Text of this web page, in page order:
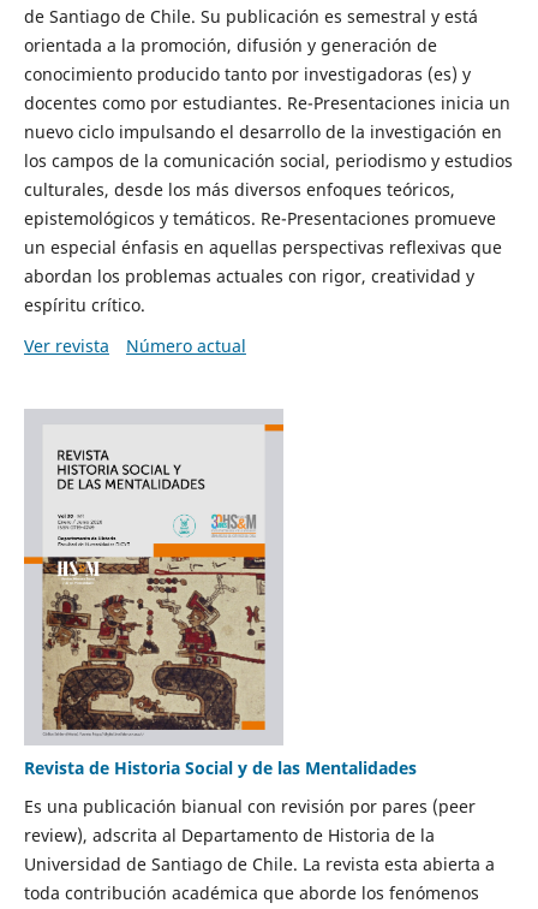
de Santiago de Chile. Su publicación es semestral y está
orientada a la promoción, difusión y generación de
conocimiento producido tanto por investigadoras (es) y
docentes como por estudiantes. Re-Presentaciones inicia un
nuevo ciclo impulsando el desarrollo de la investigación en
los campos de la comunicación social, periodismo y estudios
culturales, desde los más diversos enfoques teóricos,
epistemológicos y temáticos. Re-Presentaciones promueve
un especial énfasis en aquellas perspectivas reflexivas que
abordan los problemas actuales con rigor, creatividad y
espíritu crítico.
Ver revista
Número actual
Revista de Historia Social y de las Mentalidades
Es una publicación bianual con revisión por pares (peer
review), adscrita al Departamento de Historia de la
Universidad de Santiago de Chile. La revista esta abierta a
toda contribución académica que aborde los fenómenos